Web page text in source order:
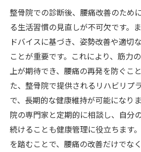
整骨院での診断後、腰痛改善のため
る生活習慣の見直しが不可欠です。
ドバイスに基づき、姿勢改善や適切
ことが重要です。これにより、筋力
上が期待でき、腰痛の再発を防ぐこ
た、整骨院で提供されるリハビリプ
で、長期的な健康維持が可能になり
院の専門家と定期的に相談し、自分
続けることも健康管理に役立ちます
を踏むことで、腰痛の改善だけでな